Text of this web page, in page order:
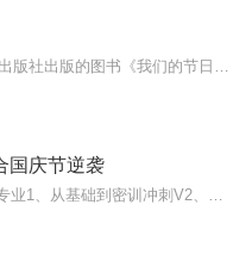
国庆节逆袭